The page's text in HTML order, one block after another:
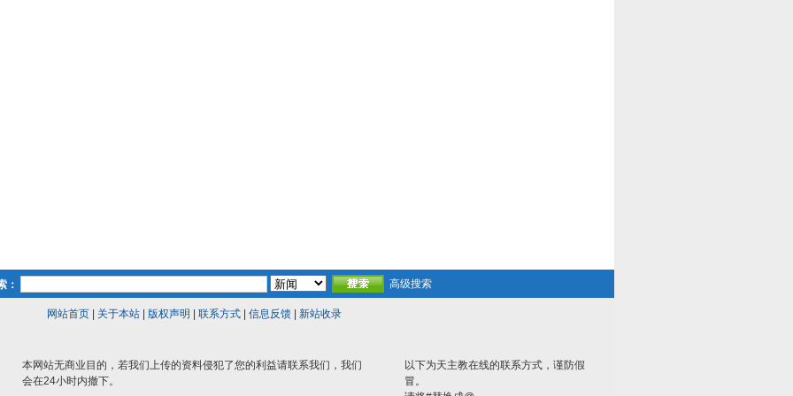
： 高级搜索
网站首页| 关于本站| 版权声明 联系方式| 信息反馈| 新站收录
本网站无商业目的，若我们上传的资料侵犯了您的利益请联系我们，我们
会在24小时内撤下。
以下为天主教在线的联系方式，谨防假
冒。